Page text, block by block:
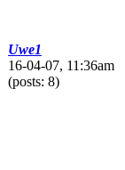
Uwe1
16-04-07, 11:36am
(posts: 8)